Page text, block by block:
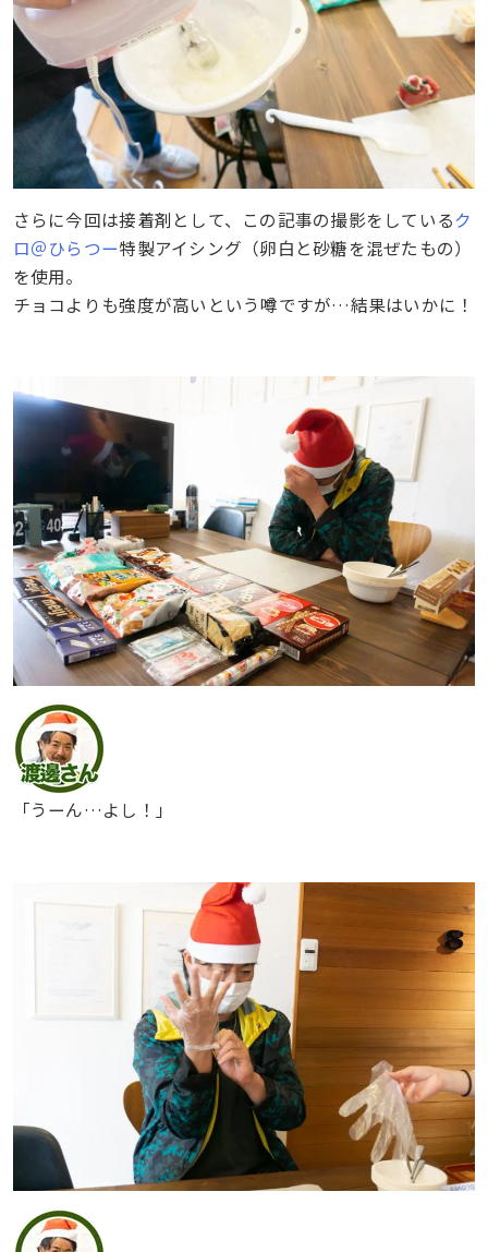
さらに今回は接着剤として、この記事の撮影をしているク
ロ＠ひらつー特製アイシング（卵白と砂糖を混ぜたもの）
を使用。
チョコよりも強度が高いという噂ですが…結果はいかに！
「うーん…よし！」